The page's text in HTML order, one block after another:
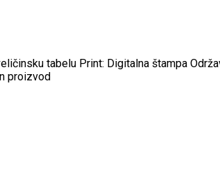
tabelu Print: Digitalna štampa
proizvod